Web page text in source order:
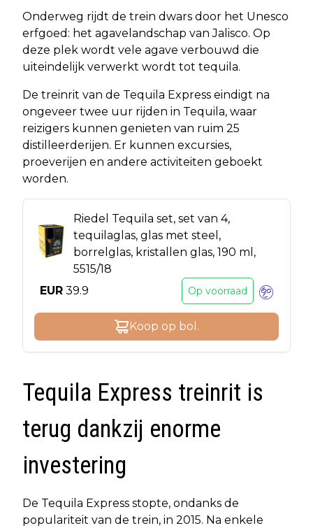
Onderweg rijdt de trein dwars door het Unesco
erfgoed: het agavelandschap van Jalisco. Op
deze plek wordt vele agave verbouwd die
uiteindelijk verwerkt wordt tot tequila.
De treinrit van de Tequila Express eindigt na
ongeveer twee uur rijden in Tequila, waar
reizigers kunnen genieten van ruim 25
distilleerderijen. Er kunnen excursies,
proeverijen en andere activiteiten geboekt
worden.
Riedel Tequila set, set van 4,
tequilaglas, glas met steel,
borrelglas, kristallen glas, 190 ml,
5515/18
EUR 39.9 Op voorraad
Koop op bol .
Tequila Express treinrit is
terug dankzij enorme
investering
De Tequila Express stopte, ondanks de
populariteit van de trein, in 2015. Na enkele